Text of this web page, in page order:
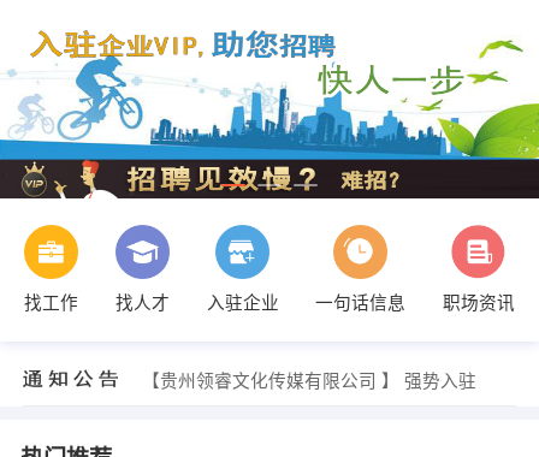
找工作 找人才 入驻企业 一句话信息 职场资讯
【贵州领睿文化传媒有限公司 】 强势入驻